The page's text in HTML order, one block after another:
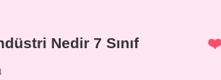
Nedir 7 Sınıf